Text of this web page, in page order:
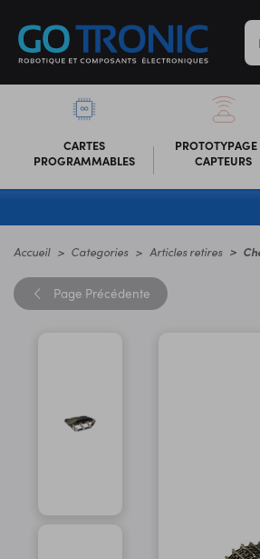
CARTES
PROGRAMMABLES
PROTOTYPAGE
CAPTEURS
Accueil Categories Articles retires
Page Précédente